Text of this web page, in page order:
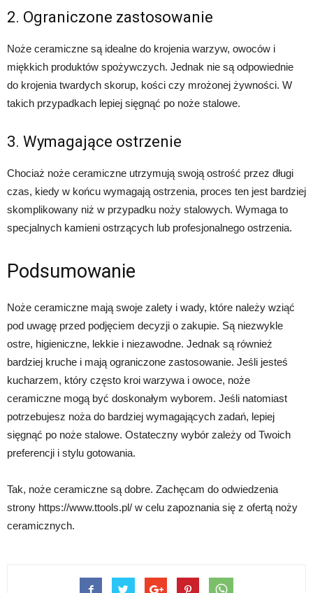
2. Ograniczone zastosowanie
Noże ceramiczne są idealne do krojenia warzyw, owoców i
miękkich produktów spożywczych. Jednak nie są odpowiednie
do krojenia twardych skorup, kości czy mrożonej żywności. W
takich przypadkach lepiej sięgnąć po noże stalowe.
3. Wymagające ostrzenie
Chociaż noże ceramiczne utrzymują swoją ostrość przez długi
czas, kiedy w końcu wymagają ostrzenia, proces ten jest bardziej
skomplikowany niż w przypadku noży stalowych. Wymaga to
specjalnych kamieni ostrzących lub profesjonalnego ostrzenia.
Podsumowanie
Noże ceramiczne mają swoje zalety i wady, które należy wziąć
pod uwagę przed podjęciem decyzji o zakupie. Są niezwykle
ostre, higieniczne, lekkie i niezawodne. Jednak są również
bardziej kruche i mają ograniczone zastosowanie. Jeśli jesteś
kucharzem, który często kroi warzywa i owoce, noże
ceramiczne mogą być doskonałym wyborem. Jeśli natomiast
potrzebujesz noża do bardziej wymagających zadań, lepiej
sięgnąć po noże stalowe. Ostateczny wybór zależy od Twoich
preferencji i stylu gotowania.
Tak, noże ceramiczne są dobre. Zachęcam do odwiedzenia
strony https://www.ttools.pl/ w celu zapoznania się z ofertą noży
ceramicznych.